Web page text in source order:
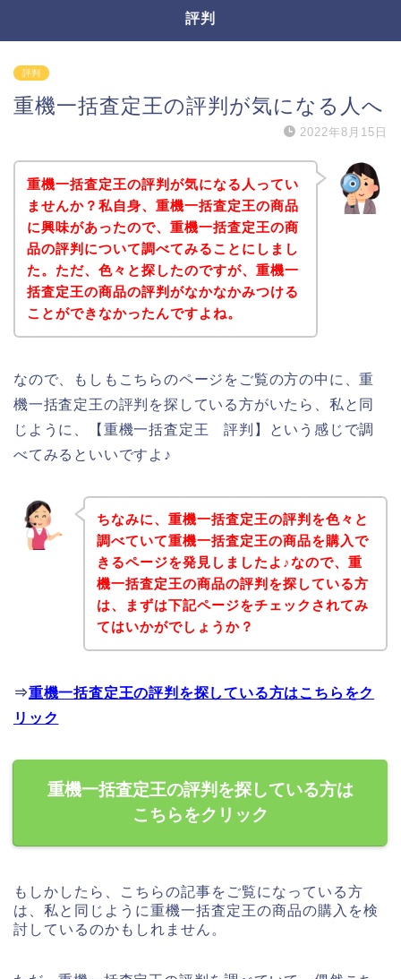
評判
評判
重機一括査定王の評判が気になる人へ
2022年8月15日
重機一括査定王の評判が気になる人ってい
ませんか？私自身、重機一括査定王の商品
に興味があったので、重機一括査定王の商
品の評判について調べてみることにしまし
た。ただ、色々と探したのですが、重機一
括査定王の商品の評判がなかなかみつける
ことができなかったんですよね。
なので、もしもこちらのページをご覧の方の中に、重
機一括査定王の評判を探している方がいたら、私と同
じように、【重機一括査定王 評判】という感じで調
べてみるといいですよ♪
ちなみに、重機一括査定王の評判を色々と
調べていて重機一括査定王の商品を購入で
きるページを発見しましたよ♪なので、重
機一括査定王の商品の評判を探している方
は、まずは下記ページをチェックされてみ
てはいかがでしょうか？
⇒重機一括査定王の評判を探している方はこちらをク
リック
重機一括査定王の評判を探している方は
こちらをクリック
もしかしたら、こちらの記事をご覧になっている方
は、私と同じように重機一括査定王の商品の購入を検
討しているのかもしれません。